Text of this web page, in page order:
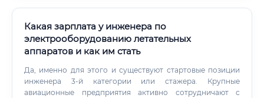
Какая зарплата у инженера по
электрооборудованию летательных
аппаратов и как им стать
Да, именно для этого и существуют стартовые позиции
инженера 3-й категории или стажера. Крупные
авиационные предприятия активно сотрудничают с